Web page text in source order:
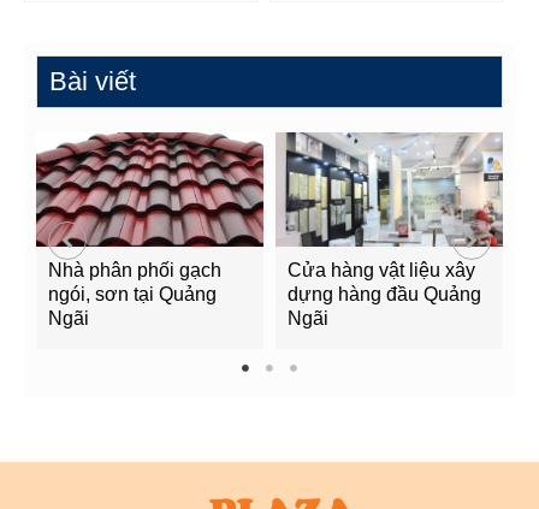
Bài viết
Nhà phân phối gạch
ngói, sơn tại Quảng
Ngãi
Cửa hàng vật liệu xây
dựng hàng đầu Quảng
Ngãi
1 2 3